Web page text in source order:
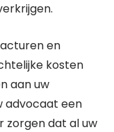
en
kosten
aan uw
advocaat een
zorgen dat al uw